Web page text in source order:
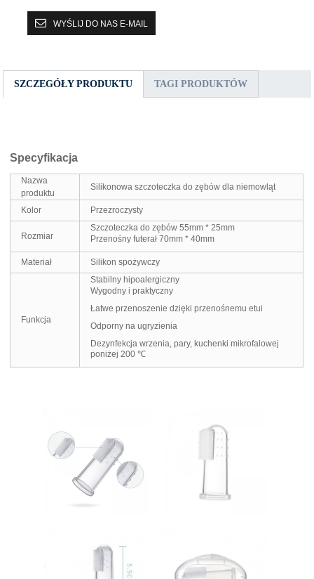
WYŚLIJ DO NAS E-MAIL
SZCZEGÓŁY PRODUKTU TAGI PRODUKTÓW
Specyfikacja
Nazwa
produktu
Silikonowa szczoteczka do zębów dla niemowląt
Kolor Przezroczysty
Rozmiar
Szczoteczka do zębów 55mm * 25mm
Przenośny futerał 70mm * 40mm
Materiał Silikon spożywczy
Funkcja
Stabilny hipoalergiczny
Wygodny i praktyczny
Łatwe przenoszenie dzięki przenośnemu etui
Odporny na ugryzienia
Dezynfekcja wrzenia, pary, kuchenki mikrofalowej
poniżej 200 ℃